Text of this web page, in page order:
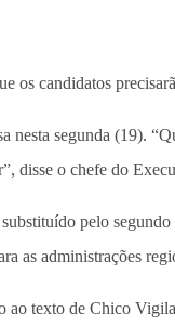
os candidatos
nesta segunda (19).
disse o chefe do
pelo
as administrações
texto de Chico